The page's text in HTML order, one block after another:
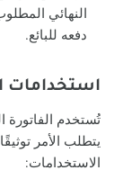
النهائي
دفعه للبائع.
استخدامات
تُستخدم الفاتورة
يتطلب الأمر
الاستخدامات: